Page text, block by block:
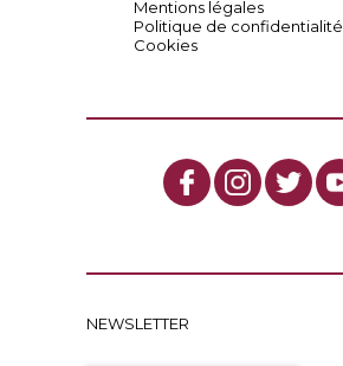
Mentions légales
Politique de confidentialité
Cookies
NEWSLETTER